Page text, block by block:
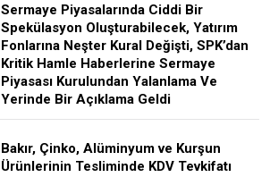
Sermaye Piyasalarında Ciddi Bir
Spekülasyon Oluşturabilecek, Yatırım
Fonlarına Neşter Kural Değişti, SPK’dan
Kritik Hamle Haberlerine Sermaye
Piyasası Kurulundan Yalanlama Ve
Yerinde Bir Açıklama Geldi
Bakır, Çinko, Alüminyum ve Kurşun
Ürünlerinin Tesliminde KDV Tevkifatı